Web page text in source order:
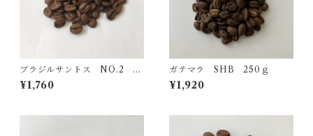
ブラジルサントス NO.2 25
0ｇ
¥1,760
ガテマラ SHB 250ｇ
¥1,920